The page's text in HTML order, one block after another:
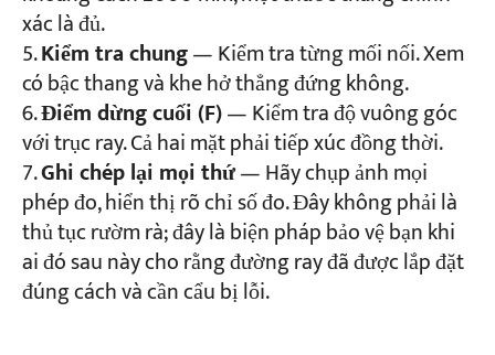
xác là đủ.
Kiểm tra chung— Kiểm tra từng mối nối. Xem
có bậc thang và khe hở thẳng đứng không.
Điểm dừng cuối (F)— Kiểm tra độ vuông góc
với trục ray. Cả hai mặt phải tiếp xúc đồng thời.
Ghi chép lại mọi thứ— Hãy chụp ảnh mọi
phép đo, hiển thị rõ chỉ số đo. Đây không phải là
thủ tục rườm rà; đây là biện pháp bảo vệ bạn khi
ai đó sau này cho rằng đường ray đã được lắp đặt
đúng cách và cần cẩu bị lỗi.